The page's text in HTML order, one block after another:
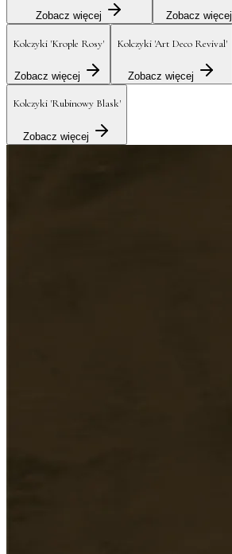
Zobacz więcej Zobacz więcej
Kolczyki 'Krople Rosy'
Zobacz więcej
Kolczyki 'Art Deco Revival'
Zobacz więcej
Kolczyki 'Rubinowy Blask'
Zobacz więcej